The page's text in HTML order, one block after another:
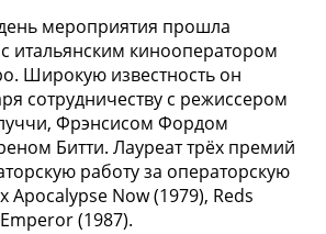
мероприятия прошла
итальянским кинооператором
Широкую известность он
сотрудничеству с режиссером
Фрэнсисом Фордом
Битти. Лауреат трёх премий
работу за операторскую
Apocalypse Now (1979), Reds
(1987).